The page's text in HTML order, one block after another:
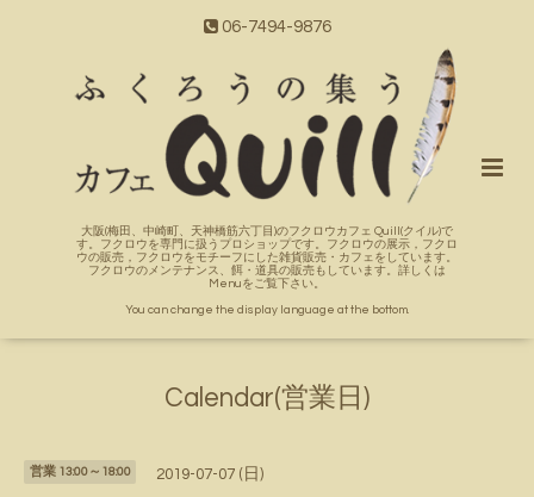
06-7494-9876
大阪(梅田、中崎町、天神橋筋六丁目)のフクロウカフェ Quill(クイル)で
す。フクロウを専門に扱うプロショップです。フクロウの展示，フクロ
ウの販売，フクロウをモチーフにした雑貨販売・カフェをしています。
フクロウのメンテナンス、餌・道具の販売もしています。詳しくは
Menuをご覧下さい。
You can change the display language at the bottom.
Calendar(営業日)
営業 13:00～18:00 2019-07-07 (日)